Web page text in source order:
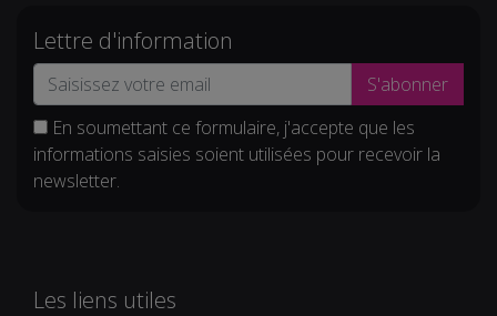
Lettre d'information
S'abonner
En soumettant ce formulaire, j'accepte que les
informations saisies soient utilisées pour recevoir la
newsletter.
Les liens utiles